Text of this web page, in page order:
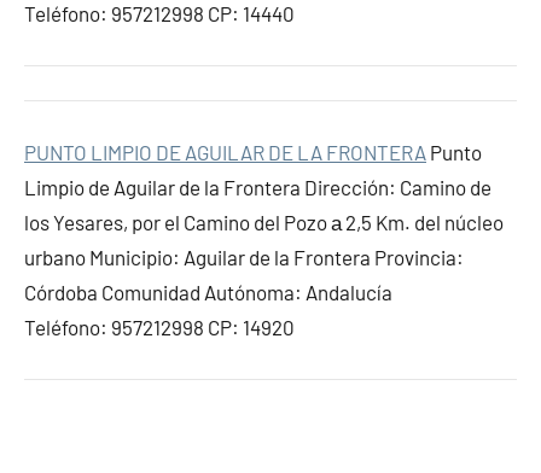
Teléfono: 957212998 CP: 14440
PUNTO LIMPIO DE AGUILAR DE LA FRONTERA Punto
Limpio de Aguilar de la Frontera Dirección: Camino de
los Yesares, por el Camino del Pozo а 2,5 Km. del núcleo
urbano Municipio: Aguilar de la Frontera Provincia:
Córdoba Comunidad Autónoma: Andalucía
Teléfono: 957212998 CP: 14920